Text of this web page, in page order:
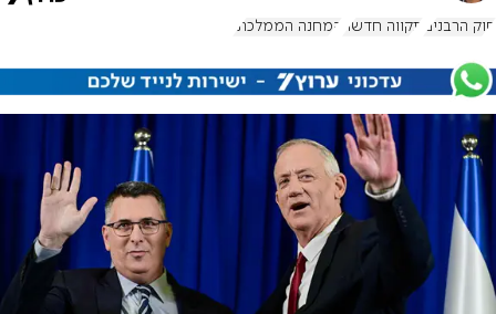
חוק הרבנים תקווה חדשה המחנה הממלכתי